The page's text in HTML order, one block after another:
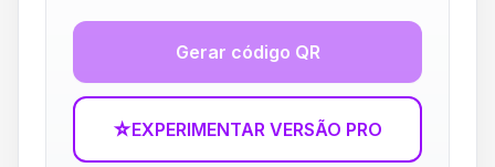
Gerar código QR
☆EXPERIMENTAR VERSÃO PRO